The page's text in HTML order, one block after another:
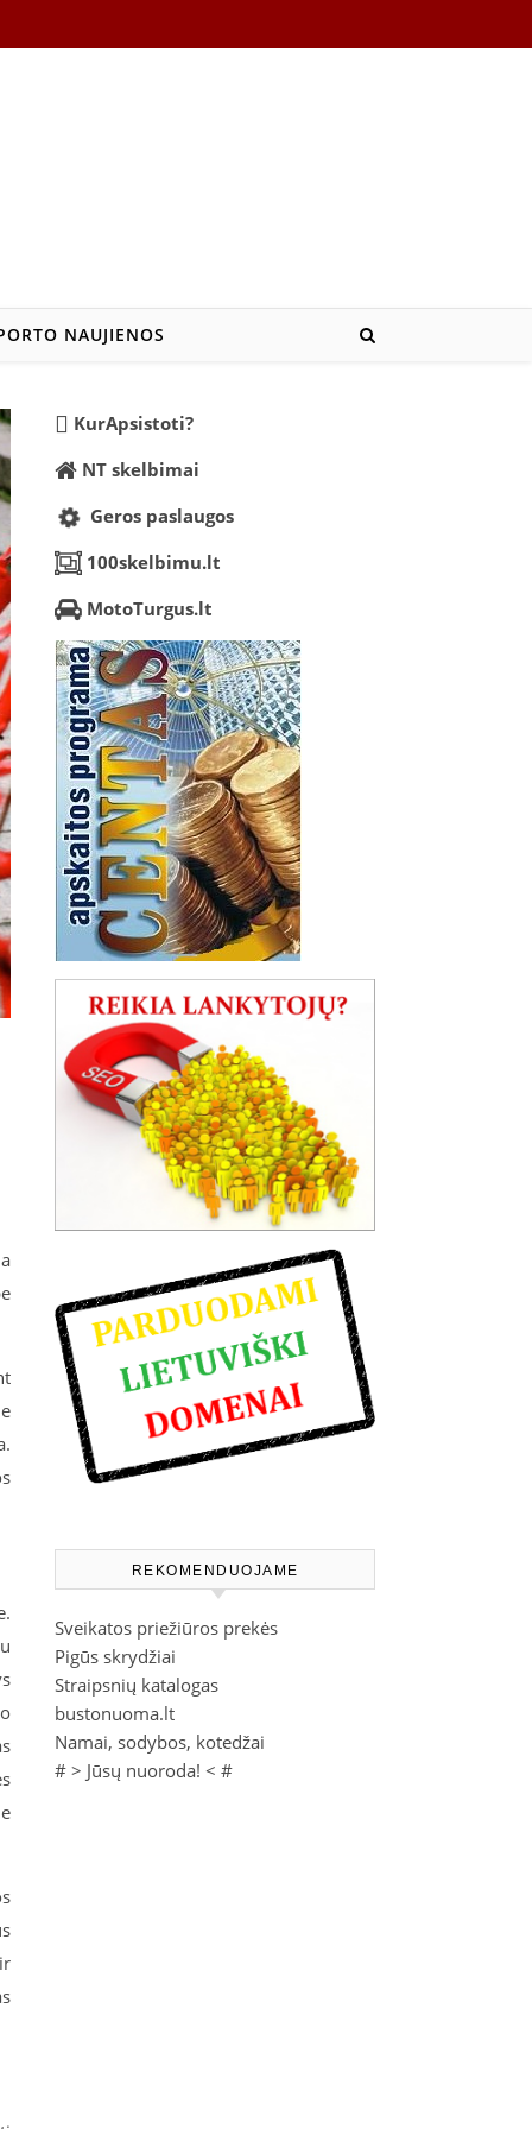
NAUJIENOS
KurApsistoti?
NT skelbimai
Geros paslaugos
100skelbimu.lt
MotoTurgus.lt
REKOMENDUOJAME
Sveikatos priežiūros prekės
Pigūs skrydžiai
Straipsnių katalogas
bustonuoma.lt
Namai, sodybos, kotedžai
# > Jūsų nuoroda! < #